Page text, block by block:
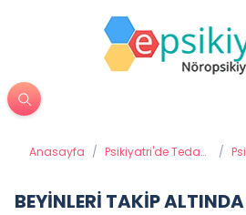
Anasayfa / Psikiyatri'de Tedavi
/
BEYİNLERİ TAKİP ALTINDA